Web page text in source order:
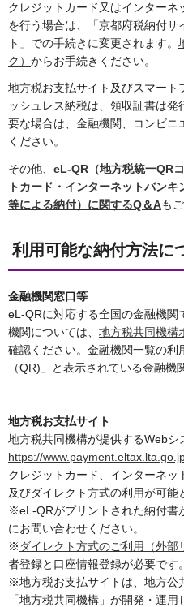
クレジットカード又はインターネ
を行う場合は、「京都府税納付サ
ト」での手続きに変更されます。
ク） からお手続きください。
地方税お支払サイト及びスマート
ッシュレス納税は、領収証書は
要な場合は、金融機関、コンビニ
ください。
その他、 eL-QR（地方税統一QR
トカード・インターネットバン
等による納付）に関するQ＆Aも
利用可能な納付方法に
金融機関窓口等
eL-QRに対応する全国の金融機関
機関については、 地方税共同機構
確認ください。金融機関一覧の利
（QR)」と表示されている金融機
地方税お支払サイト
地方税共同機構が提供するWebシ
https://
クレジットカード、インターネ
及びダイレクト方式の利用が可能
※eL-QRがプリントされた納付書
にお問い合わせください。
※ ダイレクト方式のご利用（外部
者登録と口座情報登録が必要です。
※地方税お支払サイトは、地方公
「地方税共同機構」が開発・運用